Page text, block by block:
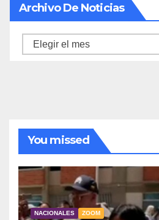
Archivo De Noticias
Archivo
You missed
NACIONALES ZOOM